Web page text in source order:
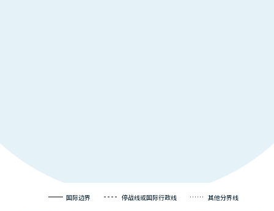
国际边界 停战线或国际行政线 其他分界线